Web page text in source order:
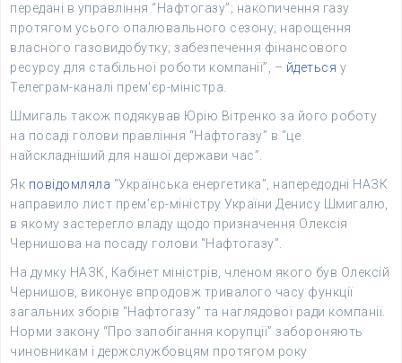
передані в управління “Нафтогазу”; накопичення газу
протягом усього опалювального сезону; нарощення
власного газовидобутку; забезпечення фінансового
ресурсу для стабільної роботи компанії”, – йдеться у
Телеграм-каналі прем’єр-міністра.
Шмигаль також подякував Юрію Вітренко за його роботу
на посаді голови правління “Нафтогазу” в “це
найскладніший для нашої держави час”.
Як повідомляла “Українська енергетика”, напередодні НАЗК
направило лист прем’єр-міністру України Денису Шмигалю,
в якому застерегло владу щодо призначення Олексія
Чернишова на посаду голови “Нафтогазу”.
На думку НАЗК, Кабінет міністрів, членом якого був Олексій
Чернишов, виконує впродовж тривалого часу функції
загальних зборів “Нафтогазу” та наглядової ради компанії.
Норми закону “Про запобігання корупції” забороняють
чиновникам і держслужбовцям протягом року